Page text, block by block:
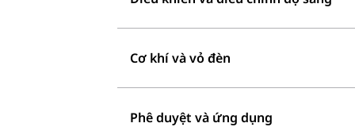
Cơ khí và vỏ đèn
Phê duyệt và ứng dụng